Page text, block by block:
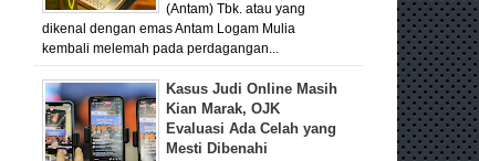
(Antam) Tbk. atau yang
dikenal dengan emas Antam Logam Mulia
kembali melemah pada perdagangan...
Kasus Judi Online Masih
Kian Marak, OJK
Evaluasi Ada Celah yang
Mesti Dibenahi